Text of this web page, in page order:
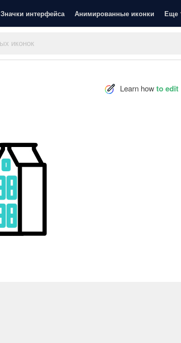
Значки интерфейса Анимированные иконки Еще
Learn howto edit